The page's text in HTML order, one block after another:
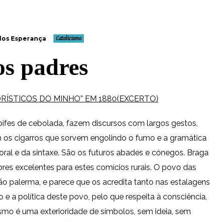
Esperança Catolicismo
padres
DO MINHO” EM 1880(EXCERTO)
de cebolada, fazem discursos com largos gestos,
cigarros que sorvem engolindo o fumo e a gramática
e da sintaxe. São os futuros abades e cónegos. Braga
excelentes para estes comícios rurais. O povo das
palerma, e parece que os acredita tanto nas estalagens
e a política deste povo, pelo que respeita à consciência,
é uma exterioridade de símbolos, sem ideia, sem